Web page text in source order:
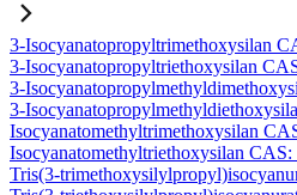
3-Isocyanatopropyltrimethoxysilan
3-Isocyanatopropyltriethoxysilan
3-
3-
Isocyanatomethyltrimethoxysilan
Isocyanatomethyltriethoxysilan CAS:
Tris(3-